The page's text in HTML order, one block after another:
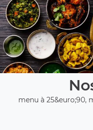
menu à 25&euro;90,